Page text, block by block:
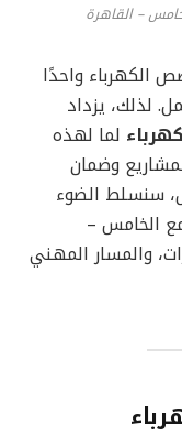
– القاهرة
الكهرباء واحدًا
لذلك، يزداد
لما لهذه
وضمان
سنسلط الضوء
الخامس –
والمسار المهني